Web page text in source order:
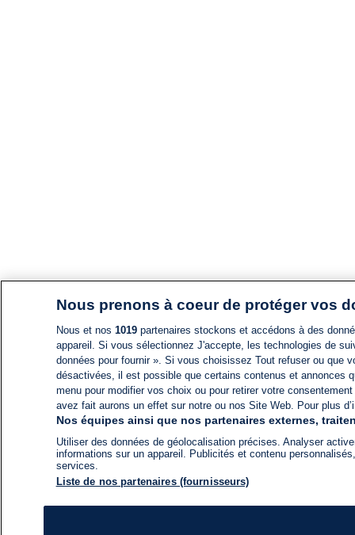
Nous prenons à coeur de protéger vos
Nous et nos 1019partenaires stockons et accédons à des
appareil. Si vous sélectionnez J'accepte, les technologies de
données pour fournir ». Si vous choisissez Tout refuser ou
désactivées, il est possible que certains contenus et annonces
menu pour modifier vos choix ou pour retirer votre
avez fait aurons un effet sur notre ou nos Site Web. Pour plus
Nos équipes ainsi que nos partenaires externes,
Utiliser des données de géolocalisation précises. Analyser
informations sur un appareil. Publicités et contenu
services.
Liste de nos partenaires (fournisseurs)